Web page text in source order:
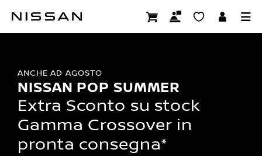
Nissan
ANCHE AD AGOSTO
NISSAN POP SUMMER
Extra Sconto su stock
Gamma Crossover in
pronta consegna*